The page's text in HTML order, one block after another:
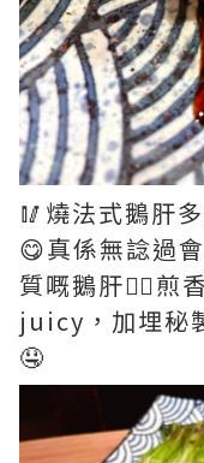
🥢燒法式鵝肝
😋真係無諗過
質嘅鵝肝👍🏻
juicy，加埋秘
🤤